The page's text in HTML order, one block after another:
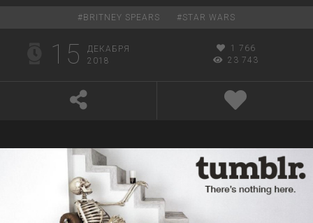
# BRITNEY SPEARS #STAR WARS
15
ДЕКАБРЯ
2018
1 766
23 743